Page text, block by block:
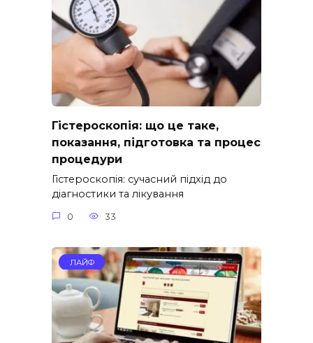
Гістероскопія: що це таке,
показання, підготовка та процес
процедури
Гістероскопія: сучасний підхід до
діагностики та лікування
0 33
ЛАЙФ